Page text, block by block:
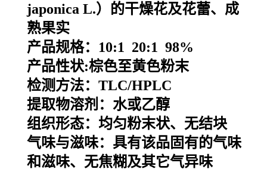
japonica L.）的干燥花及花蕾、成
熟果实
产品规格： 10:1 20:1 98%
产品性状:棕色至黄色粉末
检测方法：TLC/HPLC
提取物溶剂：水或乙醇
组织形态：均匀粉末状、无结块
气味与滋味：具有该品固有的气味
和滋味、无焦糊及其它气异味